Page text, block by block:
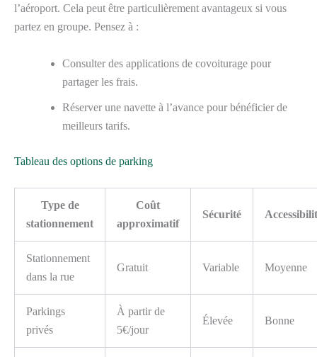
l’aéroport. Cela peut être particulièrement avantageux si vous
partez en groupe. Pensez à :
Consulter des applications de covoiturage pour
partager les frais.
Réserver une navette à l’avance pour bénéficier de
meilleurs tarifs.
Tableau des options de parking
Type de
stationnement
Coût
approximatif
Sécurité
Stationnement
dans la rue
Gratuit Variable Moyenne
Parkings
privés
À partir de
5€/jour
Élevée Bonne